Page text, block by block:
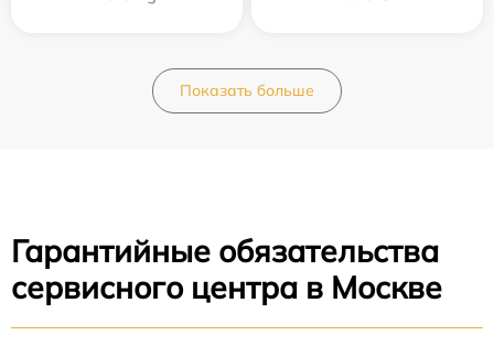
Показать больше
Гарантийные обязательства
сервисного центра в Москве